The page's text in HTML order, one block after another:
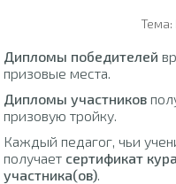
Дипломы победителей
призовые места.
Дипломы участников
призовую тройку.
Каждый педагог, чьи
получает сертификат
участника(ов).